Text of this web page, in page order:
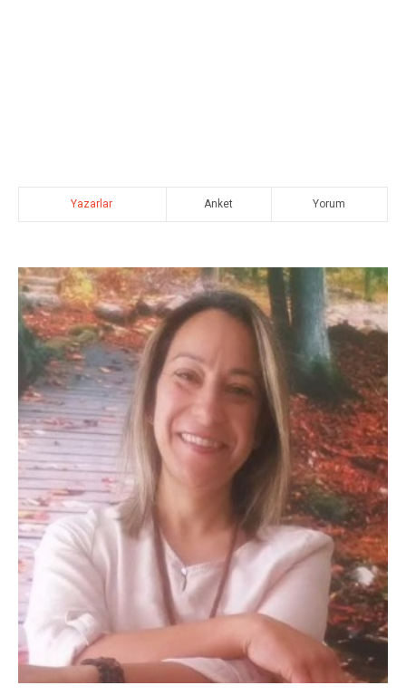
Yazarlar Anket Yorum